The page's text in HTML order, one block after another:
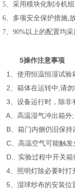
5、 采用模块化制冷机
6、 多项安全保护措施,
7、 90%以上的配置均
5操作注意事项
1、使用恒温恒湿试验
2、箱体在运转中,请
3、设备运行时，除非
A、高温湿气冲出箱外;
B、箱门内侧仍旧保持
C、高温空气可能触
D、实验过程中开关
4、照明灯除必要时打
5、湿球纱布的安装位